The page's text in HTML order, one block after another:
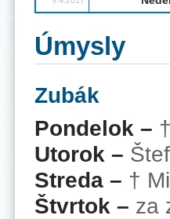
Úmysly
Zubák
Pondelok –
Utorok –
Streda – †
Štvrtok – za